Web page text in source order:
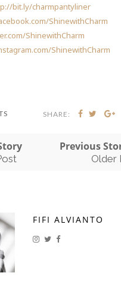
bit.ly/charmpantyliner
ShinewithCharm
ShinewithCharm
ShinewithCharm
SHARE:
Previous
Older
FIFI ALVIANTO